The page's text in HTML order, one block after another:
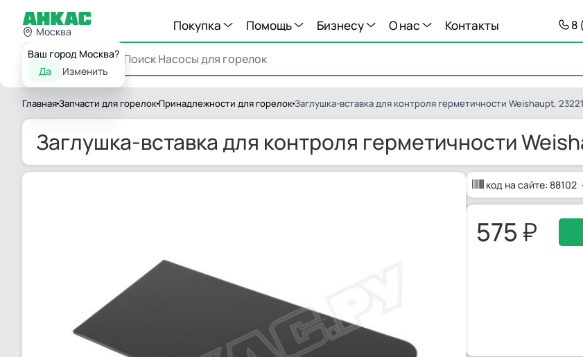
Москва
Ваш город Москва?
Да
Изменить
Покупка Помощь Бизнесу О нас Контакты 8
Каталог
ГлавнаяЗапчасти для горелок Принадлежности для горелокЗаглушка-вставка для контроля герметичности Weishaupt,
Заглушка-вставка для контроля герметичности
код на сайте: 88102
575